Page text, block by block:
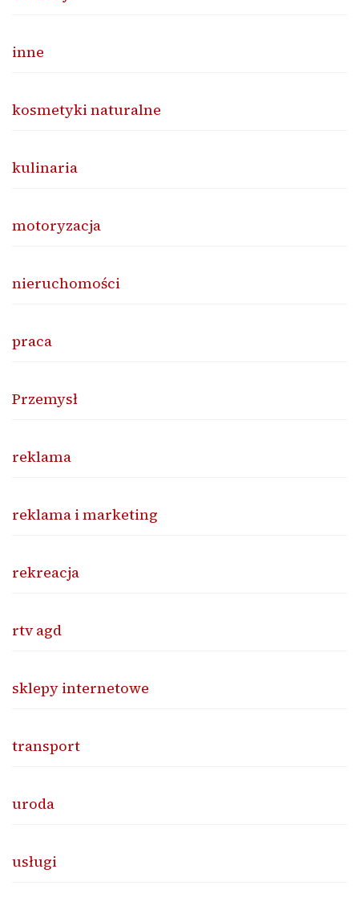
inne
kosmetyki naturalne
kulinaria
motoryzacja
nieruchomości
praca
Przemysł
reklama
reklama i marketing
rekreacja
rtv agd
sklepy internetowe
transport
uroda
usługi